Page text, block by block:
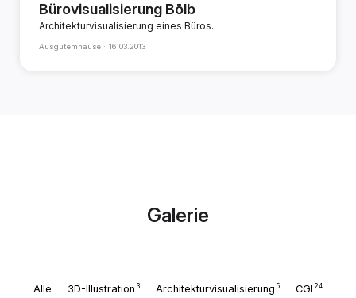
Bürovisualisierung Bōlb
Architekturvisualisierung eines Büros.
Ausgutemhause · 16.03.2013
Galerie
Alle 3D-Illustration 3 Architekturvisualisierung 5 CGI 24